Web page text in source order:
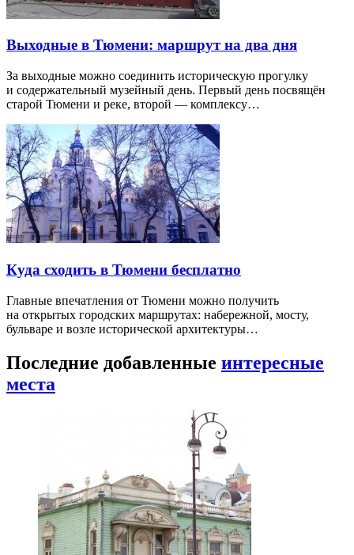
Выходные в Тюмени: маршрут на два дня
За выходные можно соединить историческую прогулку
и содержательный музейный день. Первый день посвящён
старой Тюмени и реке, второй — комплексу…
Куда сходить в Тюмени бесплатно
Главные впечатления от Тюмени можно получить
на открытых городских маршрутах: набережной, мосту,
бульваре и возле исторической архитектуры…
Последние добавленные интересные
места